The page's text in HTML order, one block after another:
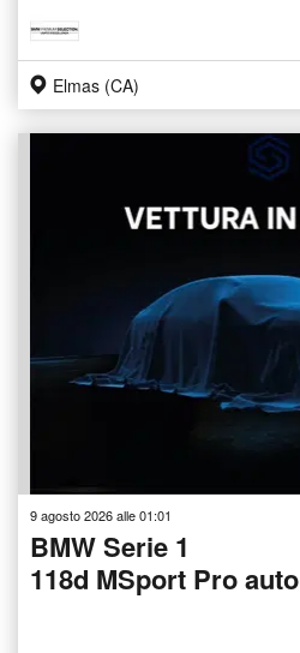
Elmas (CA)
9 agosto 2026 alle 01:01
BMW Serie 1
118d MSport Pro auto